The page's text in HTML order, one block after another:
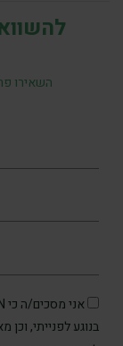
השאירו
בנוגע לפנייתי,